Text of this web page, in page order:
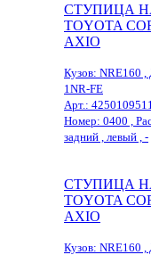
СТУПИЦА
TOYOTA
AXIO
Кузов: NRE160 ,
1NR-FE
Арт.:
Номер: 0400 ,
задний , левый , -
СТУПИЦА
TOYOTA
AXIO
Кузов: NRE160 ,